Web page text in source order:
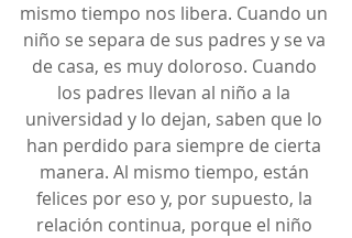
mismo tiempo nos libera. Cuando un
niño se separa de sus padres y se va
de casa, es muy doloroso. Cuando
los padres llevan al niño a la
universidad y lo dejan, saben que lo
han perdido para siempre de cierta
manera. Al mismo tiempo, están
felices por eso y, por supuesto, la
relación continua, porque el niño